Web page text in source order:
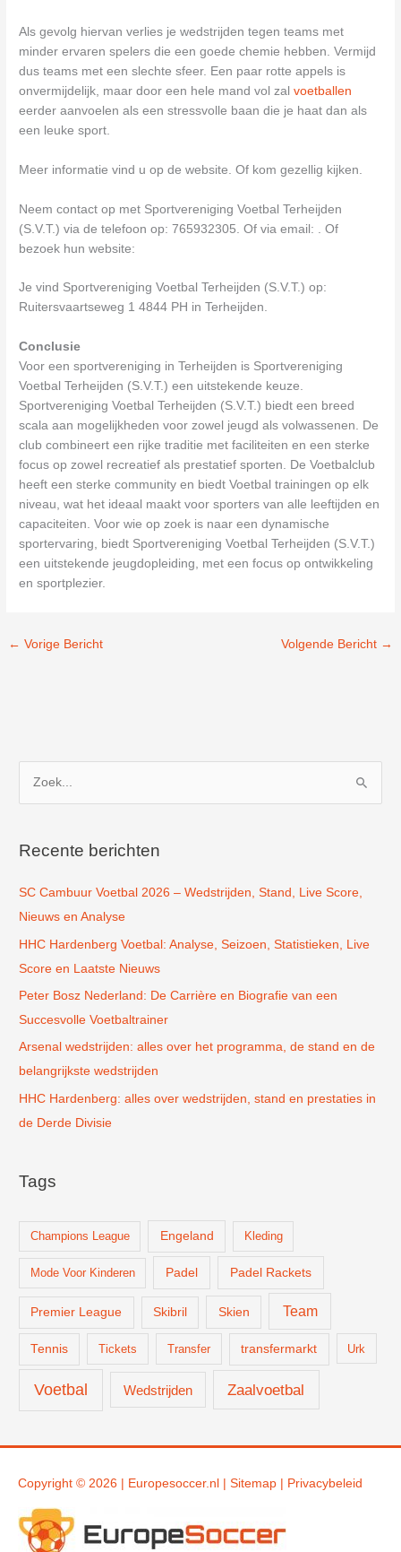
Als gevolg hiervan verlies je wedstrijden tegen teams met
minder ervaren spelers die een goede chemie hebben. Vermijd
dus teams met een slechte sfeer. Een paar rotte appels is
onvermijdelijk, maar door een hele mand vol zalvoetballen
eerder aanvoelen als een stressvolle baan die je haat dan als
een leuke sport.
Meer informatie vind u op de website. Of kom gezellig kijken.
Neem contact op met Sportvereniging Voetbal Terheijden
(S.V.T.) via de telefoon op: 765932305. Of via email:
. Of
bezoek hun website:
Je vind Sportvereniging Voetbal Terheijden (S.V.T.) op:
Ruitersvaartseweg 1 4844 PH in Terheijden.
Conclusie
Voor een sportvereniging in Terheijden is Sportvereniging
Voetbal Terheijden (S.V.T.) een uitstekende keuze.
Sportvereniging Voetbal Terheijden (S.V.T.) biedt een breed
scala aan mogelijkheden voor zowel jeugd als volwassenen. De
club combineert een rijke traditie met faciliteiten en een sterke
focus op zowel recreatief als prestatief sporten. De Voetbalclub
heeft een sterke community en biedt Voetbal trainingen op elk
niveau, wat het ideaal maakt voor sporters van alle leeftijden en
capaciteiten. Voor wie op zoek is naar een dynamische
sportervaring, biedt Sportvereniging Voetbal Terheijden (S.V.T.)
een uitstekende jeugdopleiding, met een focus op ontwikkeling
en sportplezier.
← Vorige Bericht Volgende Bericht →
k
a
a
r
:
Recente berichten
SC Cambuur Voetbal 2026 – Wedstrijden, Stand, Live Score,
Nieuws en Analyse
HHC Hardenberg Voetbal: Analyse, Seizoen, Statistieken, Live
Score en Laatste Nieuws
Peter Bosz Nederland: De Carrière en Biografie van een
Succesvolle Voetbaltrainer
Arsenal wedstrijden: alles over het programma, de stand en de
belangrijkste wedstrijden
HHC Hardenberg: alles over wedstrijden, stand en prestaties in
de Derde Divisie
Tags
Champions League Engeland Kleding
Mode Voor Kinderen Padel Padel Rackets
Premier League Skibril Skien Team
Tennis Tickets Transfer transfermarkt Urk
Voetbal Wedstrijden Zaalvoetbal
Copyright © 2026 | Europesoccer.nl Sitemap Privacybeleid